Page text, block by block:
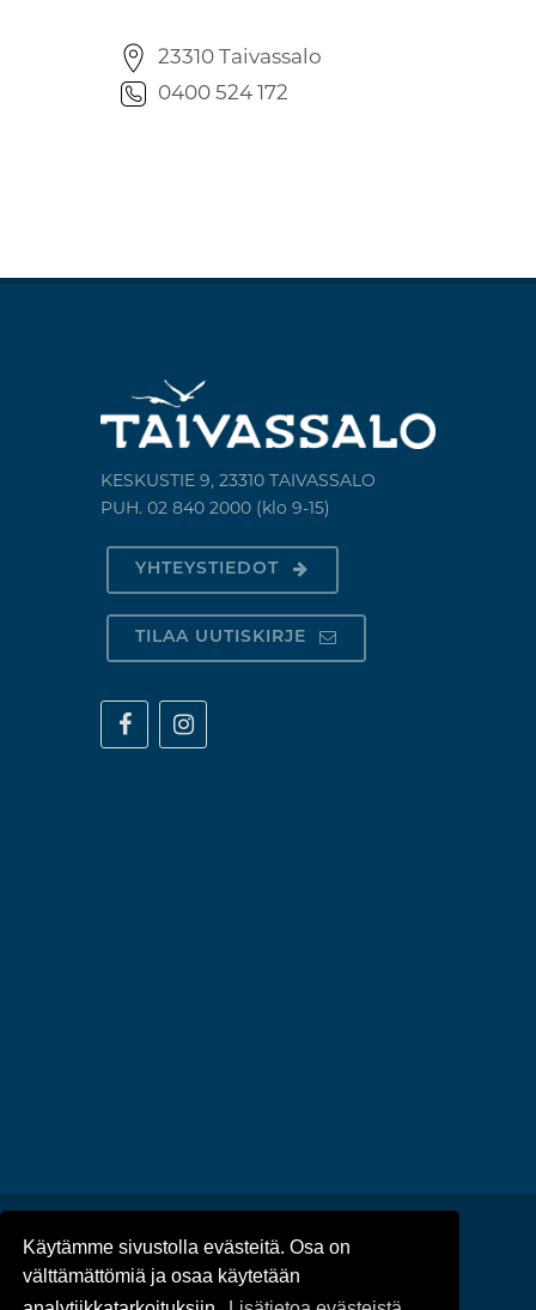
Käytämme sivustolla evästeitä. Osa on
välttämättömiä ja osaa käytetään
23310 Taivassalo
0400 524 172
KESKUSTIE 9, 23310 TAIVASSALO
PUH. 02 840 2000 (klo 9-15)
YHTEYSTIEDOT
TILAA UUTISKIRJE
Ajankohtaista /Tapahtumat
Tietosuoja / Saavutettavuus